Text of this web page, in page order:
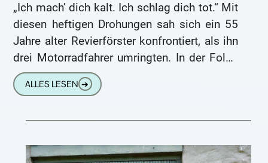
„Ich mach’ dich kalt. Ich schlag dich tot.“ Mit
diesen heftigen Drohungen sah sich ein 55
Jahre alter Revierförster konfrontiert, als ihn
drei Motorradfahrer umringten. In der Folge
wurde er
ALLES LESEN ➔